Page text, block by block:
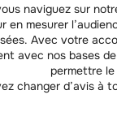
naviguez sur
en mesurer
Avec votre
avec nos bases
permettre
changer d’avis à